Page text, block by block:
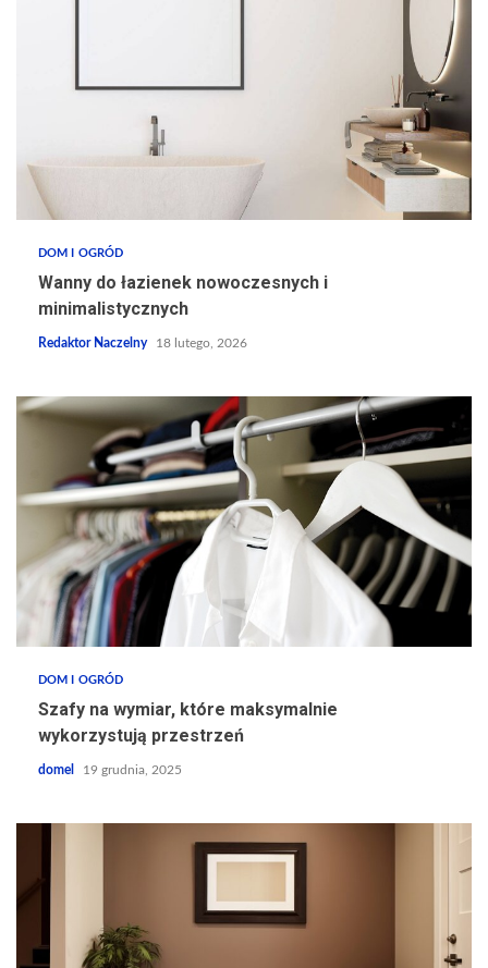
DOM I OGRÓD
Wanny do łazienek nowoczesnych i
minimalistycznych
Redaktor Naczelny 18 lutego, 2026
DOM I OGRÓD
Szafy na wymiar, które maksymalnie
wykorzystują przestrzeń
domel 19 grudnia, 2025